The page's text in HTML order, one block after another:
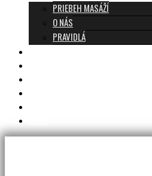
PRIEBEH MASÁŽÍ
O NÁS
PRAVIDLÁ